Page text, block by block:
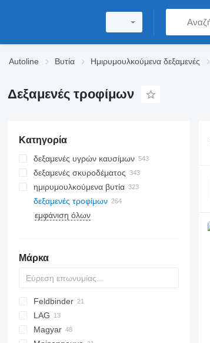
Autoline Βυτία Ημιρυμουλκούμενα δεξαμενές
Δεξαμενές τροφίμων
Κατηγορία
δεξαμενές υγρών καυσίμων
δεξαμενές σκυροδέματος
ημιρυμουλκούμενα βυτία
δεξαμενές τροφίμων
εμφάνιση όλων
Μάρκα
SAPL
KIS
Feldbinder
EUT
KIP
LAG
0-3
TGS
Magyar